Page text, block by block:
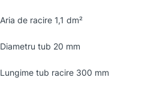
Aria de racire 1,1 dm²
Diametru tub 20 mm
Lungime tub racire 300 mm